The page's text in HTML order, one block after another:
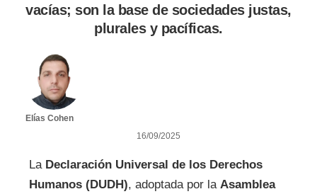
vacías; son la base de sociedades justas,
plurales y pacíficas.
Elías Cohen
16/09/2025
La Declaración Universal de los Derechos
Humanos (DUDH), adoptada por la Asamblea